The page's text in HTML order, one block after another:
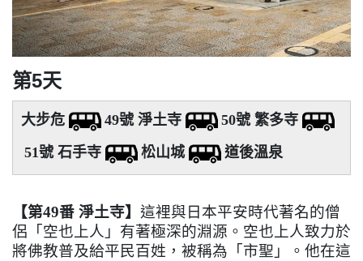
第5天
大步危 49號 淨土寺
50號 繁多寺
51號 石手寺
松山城 道後溫泉
【第49番 淨土寺】 這裡與日本平安時代著名的僧
侶「空也上人」有著極深的淵源。空也上人致力於
將佛教普及給平民百姓，被稱為「市聖」。他在這